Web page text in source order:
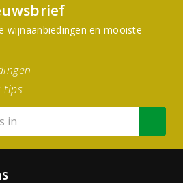
wijnaanbiedingen en mooiste
tips